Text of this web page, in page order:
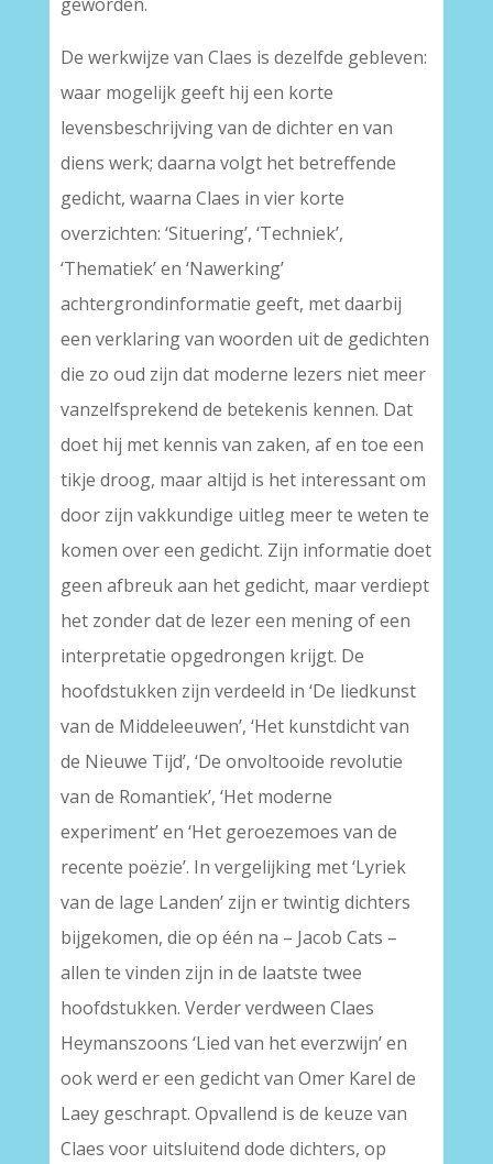
De werkwijze van Claes is dezelfde gebleven:
waar mogelijk geeft hij een korte
levensbeschrijving van de dichter en van
diens werk; daarna volgt het betreffende
gedicht, waarna Claes in vier korte
overzichten: ‘Situering’, ‘Techniek’,
‘Thematiek’ en ‘Nawerking’
achtergrondinformatie geeft, met daarbij
een verklaring van woorden uit de gedichten
die zo oud zijn dat moderne lezers niet meer
vanzelfsprekend de betekenis kennen. Dat
doet hij met kennis van zaken, af en toe een
tikje droog, maar altijd is het interessant om
door zijn vakkundige uitleg meer te weten te
komen over een gedicht. Zijn informatie doet
geen afbreuk aan het gedicht, maar verdiept
het zonder dat de lezer een mening of een
interpretatie opgedrongen krijgt. De
hoofdstukken zijn verdeeld in ‘De liedkunst
van de Middeleeuwen’, ‘Het kunstdicht van
de Nieuwe Tijd’, ‘De onvoltooide revolutie
van de Romantiek’, ‘Het moderne
experiment’ en ‘Het geroezemoes van de
recente poëzie’. In vergelijking met ‘Lyriek
van de lage Landen’ zijn er twintig dichters
bijgekomen, die op één na – Jacob Cats –
allen te vinden zijn in de laatste twee
hoofdstukken. Verder verdween Claes
Heymanszoons ‘Lied van het everzwijn’ en
ook werd er een gedicht van Omer Karel de
Laey geschrapt. Opvallend is de keuze van
Claes voor uitsluitend dode dichters, op